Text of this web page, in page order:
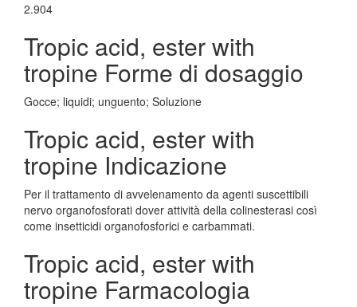
2.904
Tropic acid, ester with
tropine Forme di dosaggio
Gocce; liquidi; unguento; Soluzione
Tropic acid, ester with
tropine Indicazione
Per il trattamento di avvelenamento da agenti suscettibili
nervo organofosforati dover attività della colinesterasi così
come insetticidi organofosforici e carbammati.
Tropic acid, ester with
tropine Farmacologia